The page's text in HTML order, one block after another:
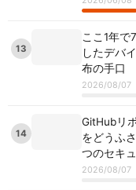
13
ここ1年で
したデバ
布の手口
2026/08/07
14
GitHubリ
をどうふ
つのセキ
2026/08/07